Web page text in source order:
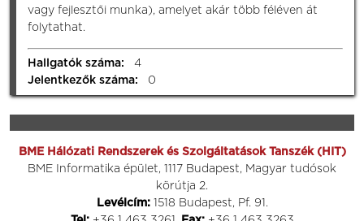
vagy fejlesztői munka), amelyet akár több féléven át
folytathat.
Hallgatók száma:
4
Jelentkezők száma:
0
BME Hálózati Rendszerek és Szolgáltatások Tanszék (HIT)
BME Informatika épület, 1117 Budapest, Magyar tudósok
körútja 2.
Levélcím:1518 Budapest, Pf. 91.